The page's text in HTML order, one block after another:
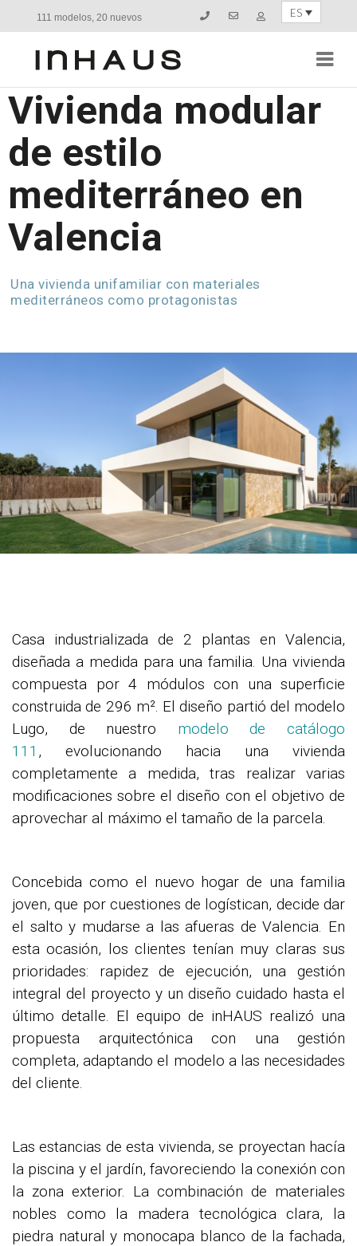
111 modelos, 20 nuevos ES
Vivienda modular
de estilo
mediterráneo en
Valencia
Una vivienda unifamiliar con materiales
mediterráneos como protagonistas
Casa industrializada de 2 plantas en Valencia,
diseñada a medida para una familia. Una vivienda
compuesta por 4 módulos con una superficie
construida de 296 m². El diseño partió del modelo
Lugo, de nuestro modelo de catálogo
111 , evolucionando hacia una vivienda
completamente a medida, tras realizar varias
modificaciones sobre el diseño con el objetivo de
aprovechar al máximo el tamaño de la parcela.
Concebida como el nuevo hogar de una familia
joven, que por cuestiones de logístican, decide dar
el salto y mudarse a las afueras de Valencia. En
esta ocasión, los clientes tenían muy claras sus
prioridades: rapidez de ejecución, una gestión
integral del proyecto y un diseño cuidado hasta el
último detalle. El equipo de inHAUS realizó una
propuesta arquitectónica con una gestión
completa, adaptando el modelo a las necesidades
del cliente.
Las estancias de esta vivienda,se proyectan hacía
la piscina y el jardín, favoreciendo la conexión con
la zona exterior. La combinación de materiales
nobles como la madera tecnológica clara, la
piedra natural y monocapa blanco de la fachada,